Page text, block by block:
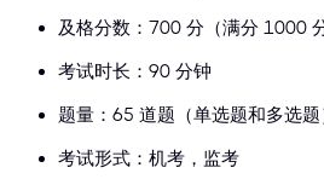
及格分数：700 分（满分 1000 分
考试时长：90 分钟
题量：65 道题（单选题和多选题
考试形式：机考，监考